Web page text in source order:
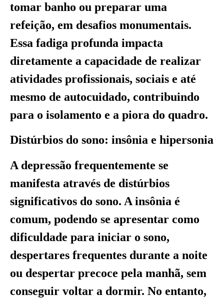
tomar banho ou preparar uma
refeição, em desafios monumentais.
Essa fadiga profunda impacta
diretamente a capacidade de realizar
atividades profissionais, sociais e até
mesmo de autocuidado, contribuindo
para o isolamento e a piora do quadro.
Distúrbios do sono: insônia e hipersonia
A depressão frequentemente se
manifesta através de distúrbios
significativos do sono. A insônia é
comum, podendo se apresentar como
dificuldade para iniciar o sono,
despertares frequentes durante a noite
ou despertar precoce pela manhã, sem
conseguir voltar a dormir. No entanto,